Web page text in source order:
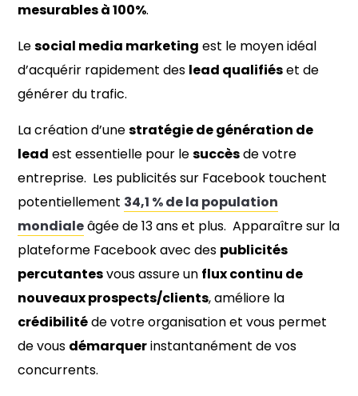
mesurables à 100%.
Lesocial media marketing est le moyen idéal
d’acquérir rapidement des lead qualifiéset de
générer du trafic.
La création d’unestratégie de génération de
lead est essentielle pour lesuccèsde votre
entreprise. Les publicités sur Facebook touchent
potentiellement 34,1 %de la population
mondialeâgée de 13 ans et plus. Apparaître sur la
plateforme Facebook avec des publicités
percutantesvous assure un flux continu de
nouveaux prospects/clients, améliore la
crédibilitéde votre organisation et vous permet
de vous démarquerinstantanément de vos
concurrents.